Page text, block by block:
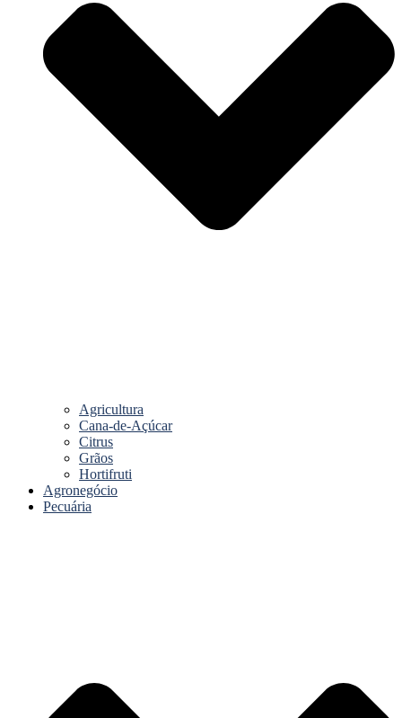
Agricultura
Cana-de-Açúcar
Citrus
Grãos
Hortifruti
Agronegócio
Pecuária